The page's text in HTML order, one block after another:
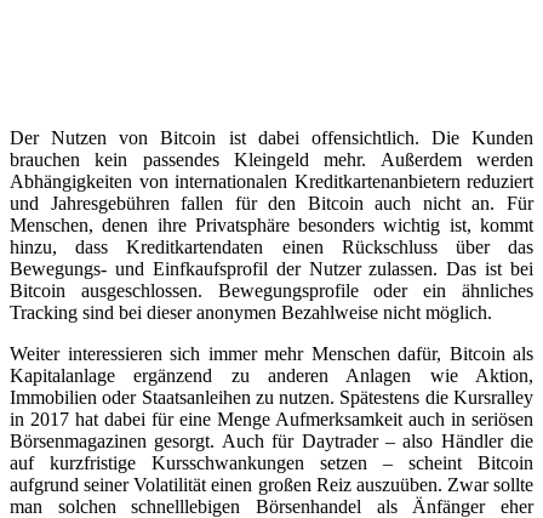
Der Nutzen von Bitcoin ist dabei offensichtlich. Die Kunden
brauchen kein passendes Kleingeld mehr. Außerdem werden
Abhängigkeiten von internationalen Kreditkartenanbietern reduziert
und Jahresgebühren fallen für den Bitcoin auch nicht an. Für
Menschen, denen ihre Privatsphäre besonders wichtig ist, kommt
hinzu, dass Kreditkartendaten einen Rückschluss über das
Bewegungs- und Einfkaufsprofil der Nutzer zulassen. Das ist bei
Bitcoin ausgeschlossen. Bewegungsprofile oder ein ähnliches
Tracking sind bei dieser anonymen Bezahlweise nicht möglich.
Weiter interessieren sich immer mehr Menschen dafür, Bitcoin als
Kapitalanlage ergänzend zu anderen Anlagen wie Aktion,
Immobilien oder Staatsanleihen zu nutzen. Spätestens die Kursralley
in 2017 hat dabei für eine Menge Aufmerksamkeit auch in seriösen
Börsenmagazinen gesorgt. Auch für Daytrader – also Händler die
auf kurzfristige Kursschwankungen setzen – scheint Bitcoin
aufgrund seiner Volatilität einen großen Reiz auszuüben. Zwar sollte
man solchen schnelllebigen Börsenhandel als Änfänger eher